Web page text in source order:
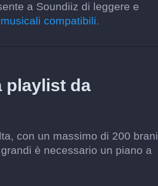
a Soundiiz di leggere e
compatibili.
playlist da
con un massimo di 200 brani
è necessario un piano a